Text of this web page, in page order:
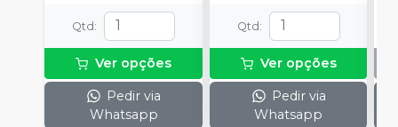
Qtd :
Ver opções
Pedir via
Whatsapp
Qtd :
Ver opções
Pedir via
Whatsapp